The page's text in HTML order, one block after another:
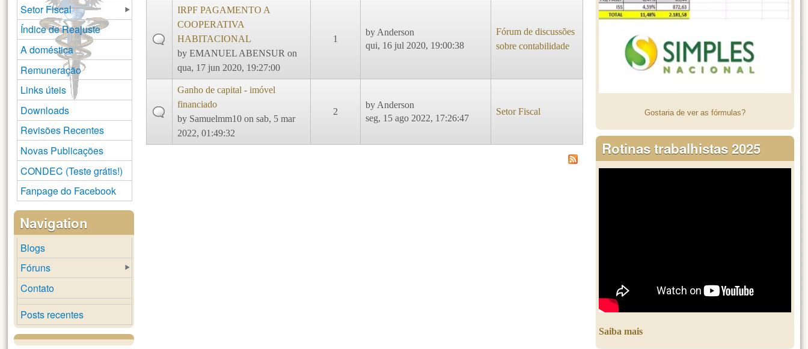
IRPF PAGAMENTO A
COOPERATIVA
HABITACIONAL
byEMANUEL ABENSUR on
qua, 17 jun 2020, 19:27:00
1
by Anderson
qui, 16 jul 2020, 19:00:38
Fórum de discussões
sobre contabilidade
Ganho de capital - imóvel
financiado
by Samuelmm10 on sab, 5 mar
2022, 01:49:32
2
by Anderson
seg, 15 ago 2022, 17:26:47
Setor Fiscal
Setor Fiscal
Índice de Reajuste
A doméstica
Remuneração
Links úteis
Downloads
Revisões Recentes
Novas Publicações
CONDEC (Teste grátis!)
Fanpage do Facebook
Navigation
Blogs
Fóruns
Contato
Posts recentes
Gostaria de ver as fórmulas?
Rotinas trabalhistas 2025
Saiba mais